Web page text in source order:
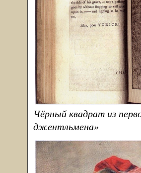
Чёрный квадрат из
джентльмена»